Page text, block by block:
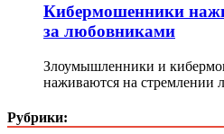
Кибермошенники
за любовниками
Злоумышленники и
наживаются на стремлении
Рубрики: